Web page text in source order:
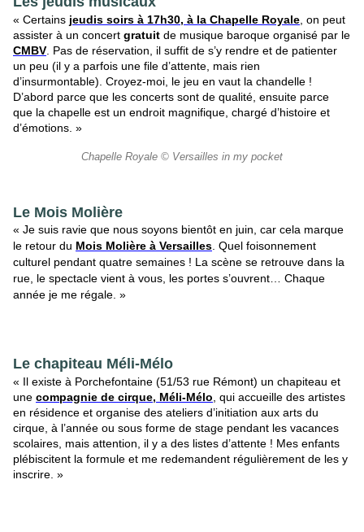
« Certains jeudis soirs à 17h30, à la Chapelle Royale , on peut
assister à un concert gratuit de musique baroque organisé par le
CMBV . Pas de réservation, il suffit de s’y rendre et de patienter
un peu (il y a parfois une file d’attente, mais rien
d’insurmontable). Croyez-moi, le jeu en vaut la chandelle !
D’abord parce que les concerts sont de qualité, ensuite parce
que la chapelle est un endroit magnifique, chargé d’histoire et
d’émotions. »
Chapelle Royale © Versailles in my pocket
Le Mois Molière
« Je suis ravie que nous soyons bientôt en juin, car cela marque
le retour du Mois Molière à Versailles. Quel foisonnement
culturel pendant quatre semaines ! La scène se retrouve dans la
rue, le spectacle vient à vous, les portes s’ouvrent… Chaque
année je me régale. »
Le chapiteau Méli-Mélo
« Il existe à Porchefontaine (51/53 rue Rémont) un chapiteau et
une compagnie de cirque, Méli-Mélo , qui accueille des artistes
en résidence et organise des ateliers d’initiation aux arts du
cirque, à l’année ou sous forme de stage pendant les vacances
scolaires, mais attention, il y a des listes d’attente ! Mes enfants
plébiscitent la formule et me redemandent régulièrement de les y
inscrire. »